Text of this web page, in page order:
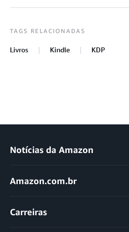
TAGS RELACIONADAS
Livros Kindle KDP
Notícias da Amazon
Amazon.com.br
Carreiras